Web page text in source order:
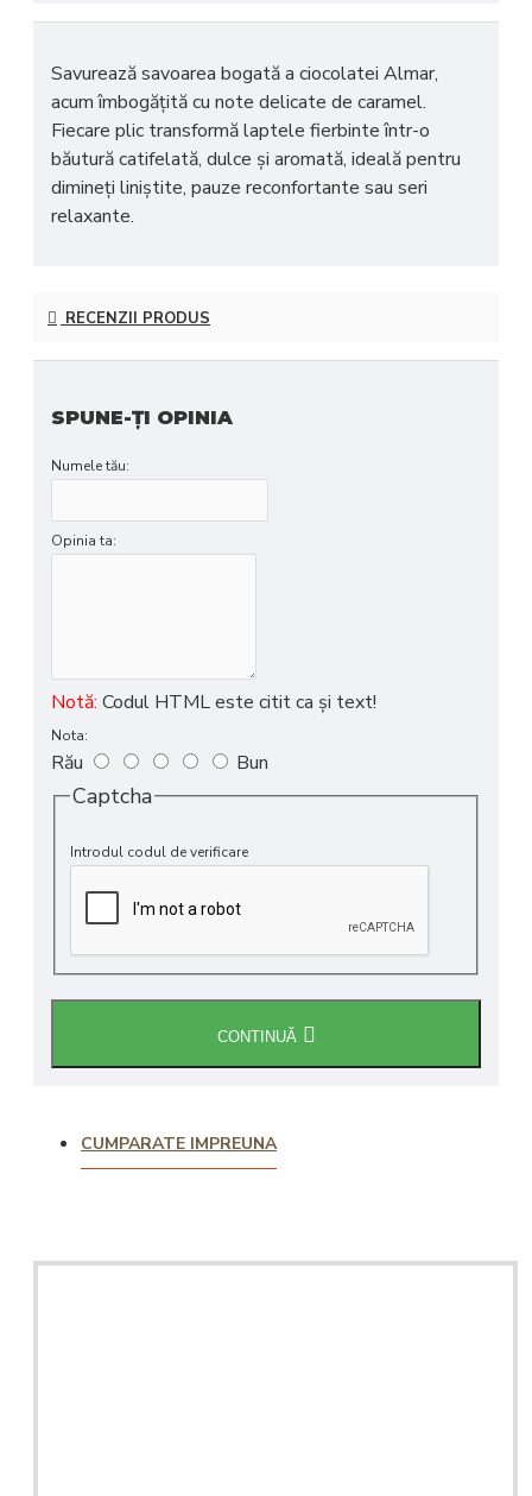
Savurează savoarea bogată a ciocolatei Almar,
acum îmbogățită cu note delicate de caramel.
Fiecare plic transformă laptele fierbinte într-o
băutură catifelată, dulce și aromată, ideală pentru
dimineți liniștite, pauze reconfortante sau seri
relaxante.
RECENZII PRODUS
SPUNE-ŢI OPINIA
Numele tău:
Opinia ta:
Notă: Codul HTML este citit ca şi text!
Nota:
Rău Bun
Captcha
Introdul codul de verificare
CONTINUĂ
CUMPARATE IMPREUNA